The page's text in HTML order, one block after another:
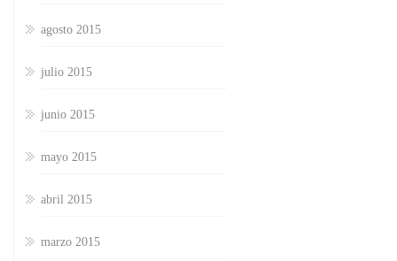
agosto 2015
julio 2015
junio 2015
mayo 2015
abril 2015
marzo 2015